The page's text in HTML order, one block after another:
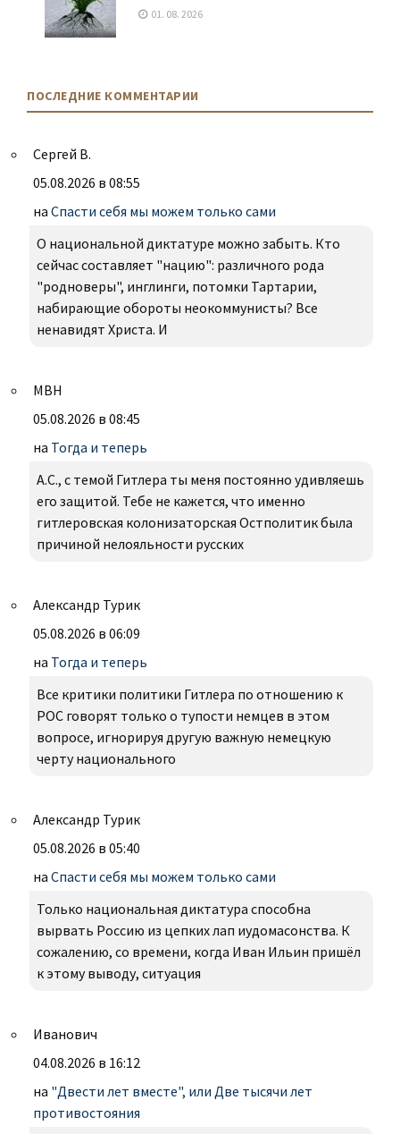
01. 08. 2026
ПОСЛЕДНИЕ КОММЕНТАРИИ
Сергей В.
05.08.2026 в 08:55
на Спасти себя мы можем только сами
О национальной диктатуре можно забыть. Кто
сейчас составляет "нацию": различного рода
"родноверы", инглинги, потомки Тартарии,
набирающие обороты неокоммунисты? Все
ненавидят Христа. И
МВН
05.08.2026 в 08:45
на Тогда и теперь
А.С., с темой Гитлера ты меня постоянно удивляешь
его защитой. Тебе не кажется, что именно
гитлеровская колонизаторская Остполитик была
причиной нелояльности русских
Александр Турик
05.08.2026 в 06:09
на Тогда и теперь
Все критики политики Гитлера по отношению к
РОС говорят только о тупости немцев в этом
вопросе, игнорируя другую важную немецкую
черту национального
Александр Турик
05.08.2026 в 05:40
на Спасти себя мы можем только сами
Только национальная диктатура способна
вырвать Россию из цепких лап иудомасонства. К
сожалению, со времени, когда Иван Ильин пришёл
к этому выводу, ситуация
Иванович
04.08.2026 в 16:12
на "Двести лет вместе", или Две тысячи лет
противостояния